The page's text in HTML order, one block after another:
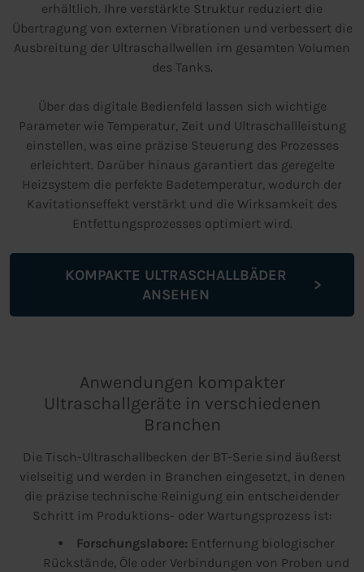
erhältlich. Ihre verstärkte Struktur reduziert die
Übertragung von externen Vibrationen und verbessert die
Ausbreitung der Ultraschallwellen im gesamten Volumen
des Tanks.
Über das digitale Bedienfeld lassen sich wichtige
Parameter wie Temperatur, Zeit und Ultraschallleistung
einstellen, was eine präzise Steuerung des Prozesses
erleichtert. Darüber hinaus garantiert das geregelte
Heizsystem die perfekte Badetemperatur, wodurch der
Kavitationseffekt verstärkt und die Wirksamkeit des
Entfettungsprozesses optimiert wird.
KOMPAKTE ULTRASCHALLBÄDER
ANSEHEN
Anwendungen kompakter
Ultraschallgeräte in verschiedenen
Branchen
Die Tisch-Ultraschallbecken der BT-Serie sind äußerst
vielseitig und werden in Branchen eingesetzt, in denen
die präzise technische Reinigung ein entscheidender
Schritt im Produktions- oder Wartungsprozess ist:
Forschungslabore: Entfernung biologischer
Rückstände, Öle oder Verbindungen von Proben und